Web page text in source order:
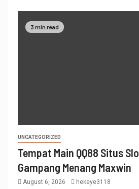
3 min read
UNCATEGORIZED
Tempat Main QQ88 Situs
Gampang Menang Maxwin
August 6, 2026 hekeye3118